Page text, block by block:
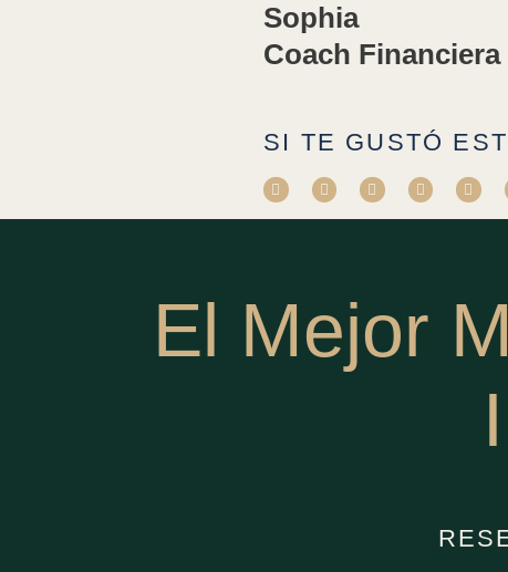
Sophia
Coach
SI TE GUSTÓ
El Mejor